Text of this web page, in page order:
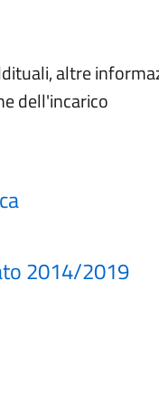
altre
dell'incarico
2014/2019